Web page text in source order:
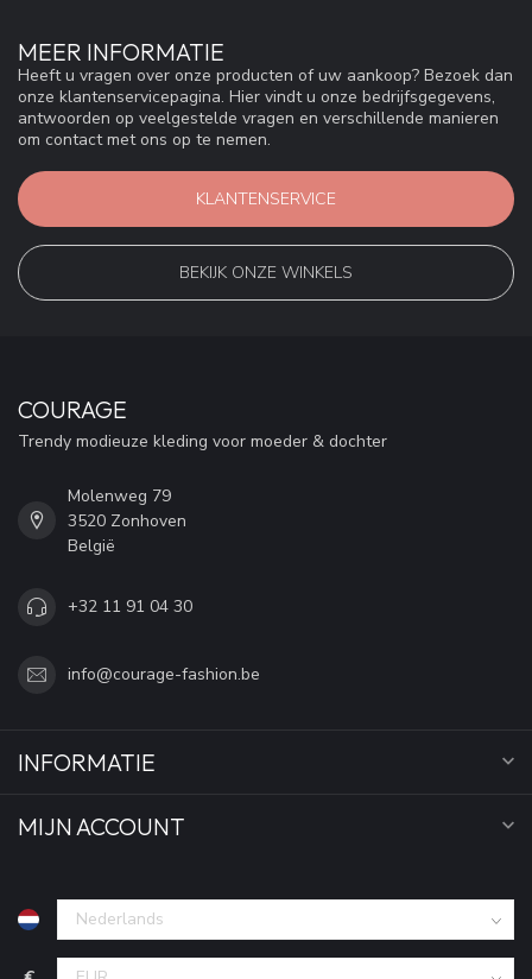
MEER INFORMATIE
Heeft u vragen over onze producten of uw aankoop? Bezoek dan
onze klantenservicepagina. Hier vindt u onze bedrijfsgegevens,
antwoorden op veelgestelde vragen en verschillende manieren
om contact met ons op te nemen.
KLANTENSERVICE
BEKIJK ONZE WINKELS
COURAGE
Trendy modieuze kleding voor moeder & dochter
Molenweg 79
3520 Zonhoven
België
+32 11 91 04 30
info@courage-fashion.be
INFORMATIE
MIJN ACCOUNT